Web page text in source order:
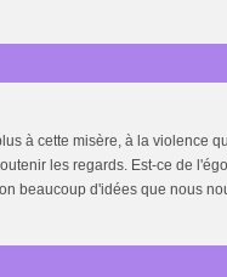
à cette misère, à la violence
les regards. Est-ce de
beaucoup d'idées que nous